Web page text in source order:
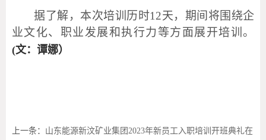
据了解，本次培训历时12天，期间将围绕企
业文化、职业发展和执行力等方面展开培训。
(文：谭娜）
上一条： 山东能源新汶矿业集团2023年新员工入职培训开班典礼在